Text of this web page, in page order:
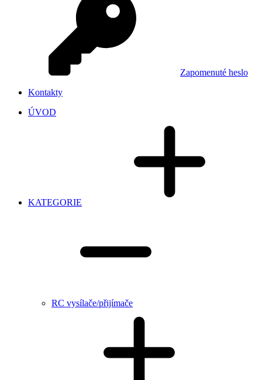
Zapomenuté heslo
Kontakty
ÚVOD
KATEGORIE
RC vysílače/přijímače